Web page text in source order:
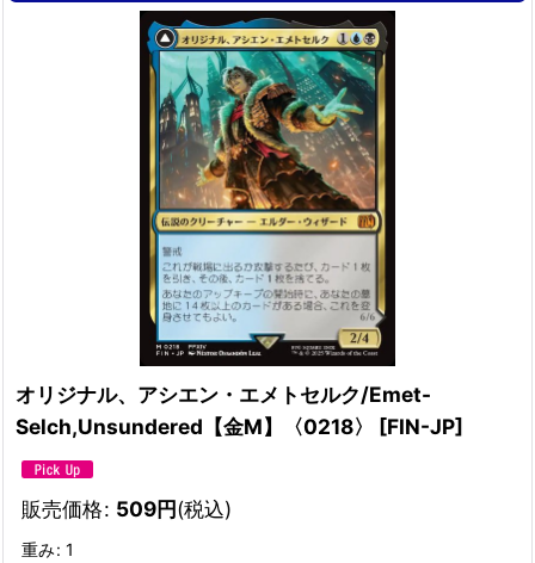
オリジナル、アシエン・エメトセルク/Emet-
Selch,Unsundered【金M】〈0218〉
[FIN-JP]
販売価格: 509円(税込)
重み: 1